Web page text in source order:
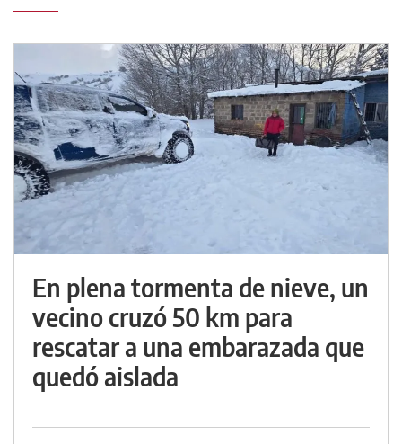
En plena tormenta de nieve, un
vecino cruzó 50 km para
rescatar a una embarazada que
quedó aislada